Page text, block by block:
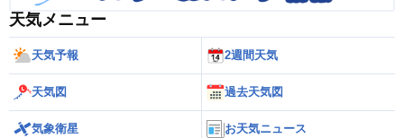
天気メニュー
天気予報 2週間天気
天気図 過去天気図
気象衛星 お天気ニュース